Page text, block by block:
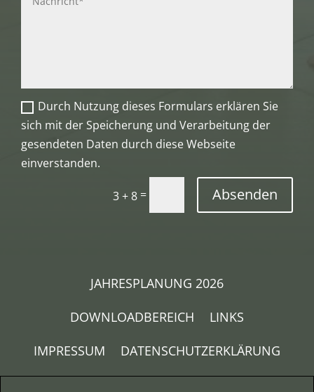
Durch Nutzung dieses Formulars erklären Sie
sich mit der Speicherung und Verarbeitung der
gesendeten Daten durch diese Webseite
einverstanden.
3 + 8 = Absenden
JAHRESPLANUNG 2026
DOWNLOADBEREICH
LINKS
IMPRESSUM
DATENSCHUTZERKLÄRUNG